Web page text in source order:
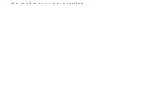
de précieux souvenirs .